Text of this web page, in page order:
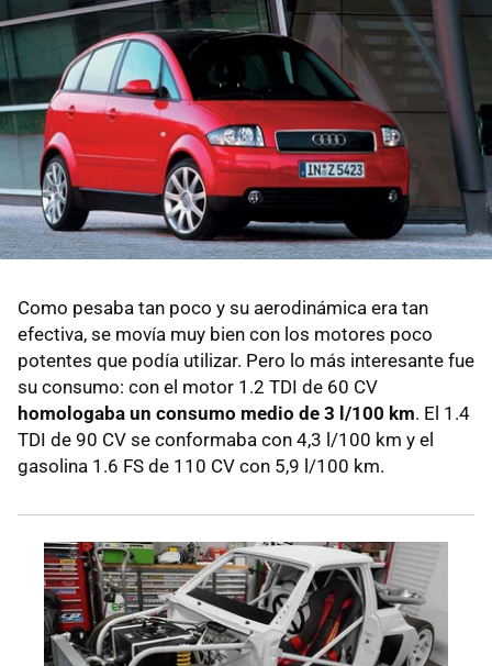
Como pesaba tan poco y su aerodinámica era tan
efectiva, se movía muy bien con los motores poco
potentes que podía utilizar. Pero lo más interesante fue
su consumo: con el motor 1.2 TDI de 60 CV
homologaba un consumo medio de 3 l/100 km. El 1.4
TDI de 90 CV se conformaba con 4,3 l/100 km y el
gasolina 1.6 FS de 110 CV con 5,9 l/100 km.